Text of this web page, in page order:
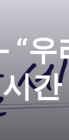
“우
간